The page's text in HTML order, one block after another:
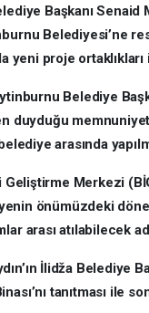
Başkanı
Belediyesi’ne
yeni proje ortaklıkları
Belediye
arasında
Merkezi
önümüzdeki
arası atılabilecek
İlidža
tanıtması ile